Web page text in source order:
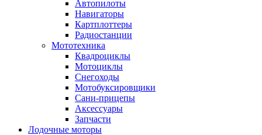
Автопилоты
Навигаторы
Картплоттеры
Радиостанции
Мототехника
Квадроциклы
Мотоциклы
Снегоходы
Мотобуксировщики
Сани-прицепы
Аксессуары
Запчасти
Лодочные моторы